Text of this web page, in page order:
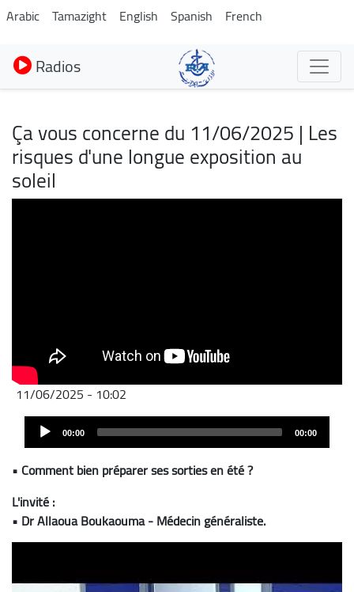
Aller
au
contenu
principal
Arabic Tamazight English Spanish French
Radios
Ça vous concerne du 11/06/2025 | Les
risques d'une longue exposition au
soleil
11/06/2025 - 10:02
Audio
Player 00:00 00:00
• Comment bien préparer ses sorties en été ?
L'invité :
• Dr Allaoua Boukaouma - Médecin généraliste.